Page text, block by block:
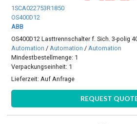
1SCA022753R1850
OS400D12
ABB
OS400D12 Lasttrennschalter f. Sich. 3-polig
Automation / Automation / Automation
Mindestbestellmenge: 1
Verpackungseinheit: 1
Lieferzeit:Auf Anfrage
REQUEST